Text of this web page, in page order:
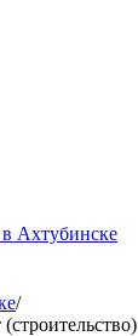
Ахтубинске
/